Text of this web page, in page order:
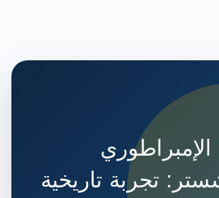
تجربة تاريخية